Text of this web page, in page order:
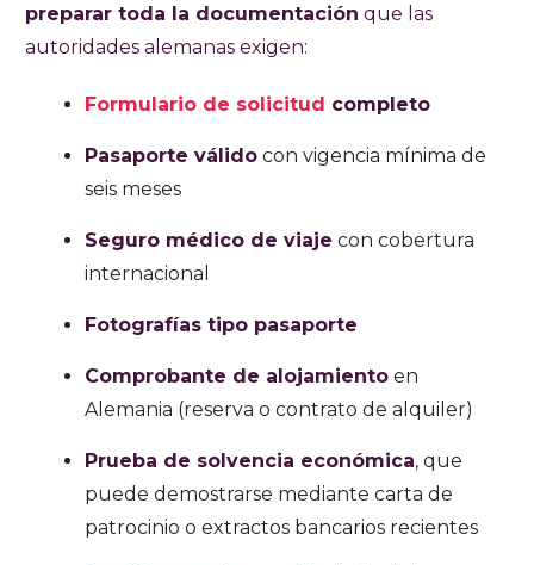
preparar toda la documentación que las
autoridades alemanas exigen:
Formulario de solicitud completo
Pasaporte válido con vigencia mínima de
seis meses
Seguro médico de viaje con cobertura
internacional
Fotografías tipo pasaporte
Comprobante de alojamiento en
Alemania (reserva o contrato de alquiler)
Prueba de solvencia económica, que
puede demostrarse mediante carta de
patrocinio o extractos bancarios recientes